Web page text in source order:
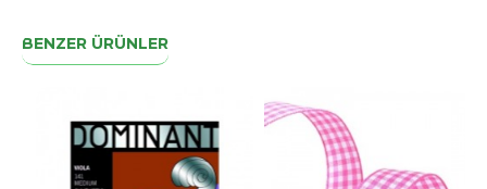
BENZER ÜRÜNLER